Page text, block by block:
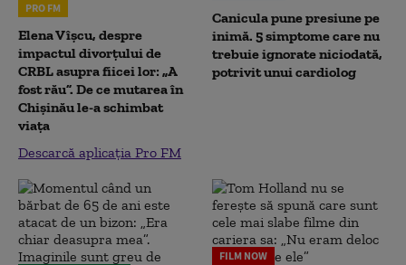
PRO FM
Elena Vîșcu, despre
impactul divorțului de
CRBL asupra fiicei lor: „A
fost rău”. De ce mutarea în
Chișinău le-a schimbat
viața
Descarcă aplicația Pro FM
Canicula pune presiune pe
inimă. 5 simptome care nu
trebuie ignorate niciodată,
potrivit unui cardiolog
FILM NOW